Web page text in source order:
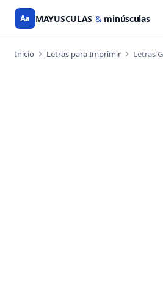
Aa MAYUSCULAS & minúsculas
Inicio Letras para Imprimir Letras